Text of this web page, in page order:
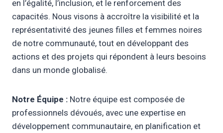
en l’égalité, l’inclusion, et le renforcement des
capacités. Nous visons à accroître la visibilité et la
représentativité des jeunes filles et femmes noires
de notre communauté, tout en développant des
actions et des projets qui répondent à leurs besoins
dans un monde globalisé.
Notre Équipe : Notre équipe est composée de
professionnels dévoués, avec une expertise en
développement communautaire, en planification et